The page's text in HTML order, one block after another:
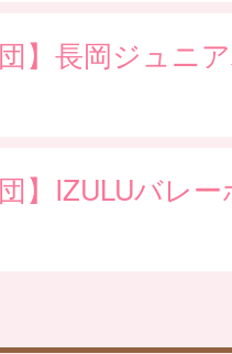
】長岡ジュニ
】IZULUバレ